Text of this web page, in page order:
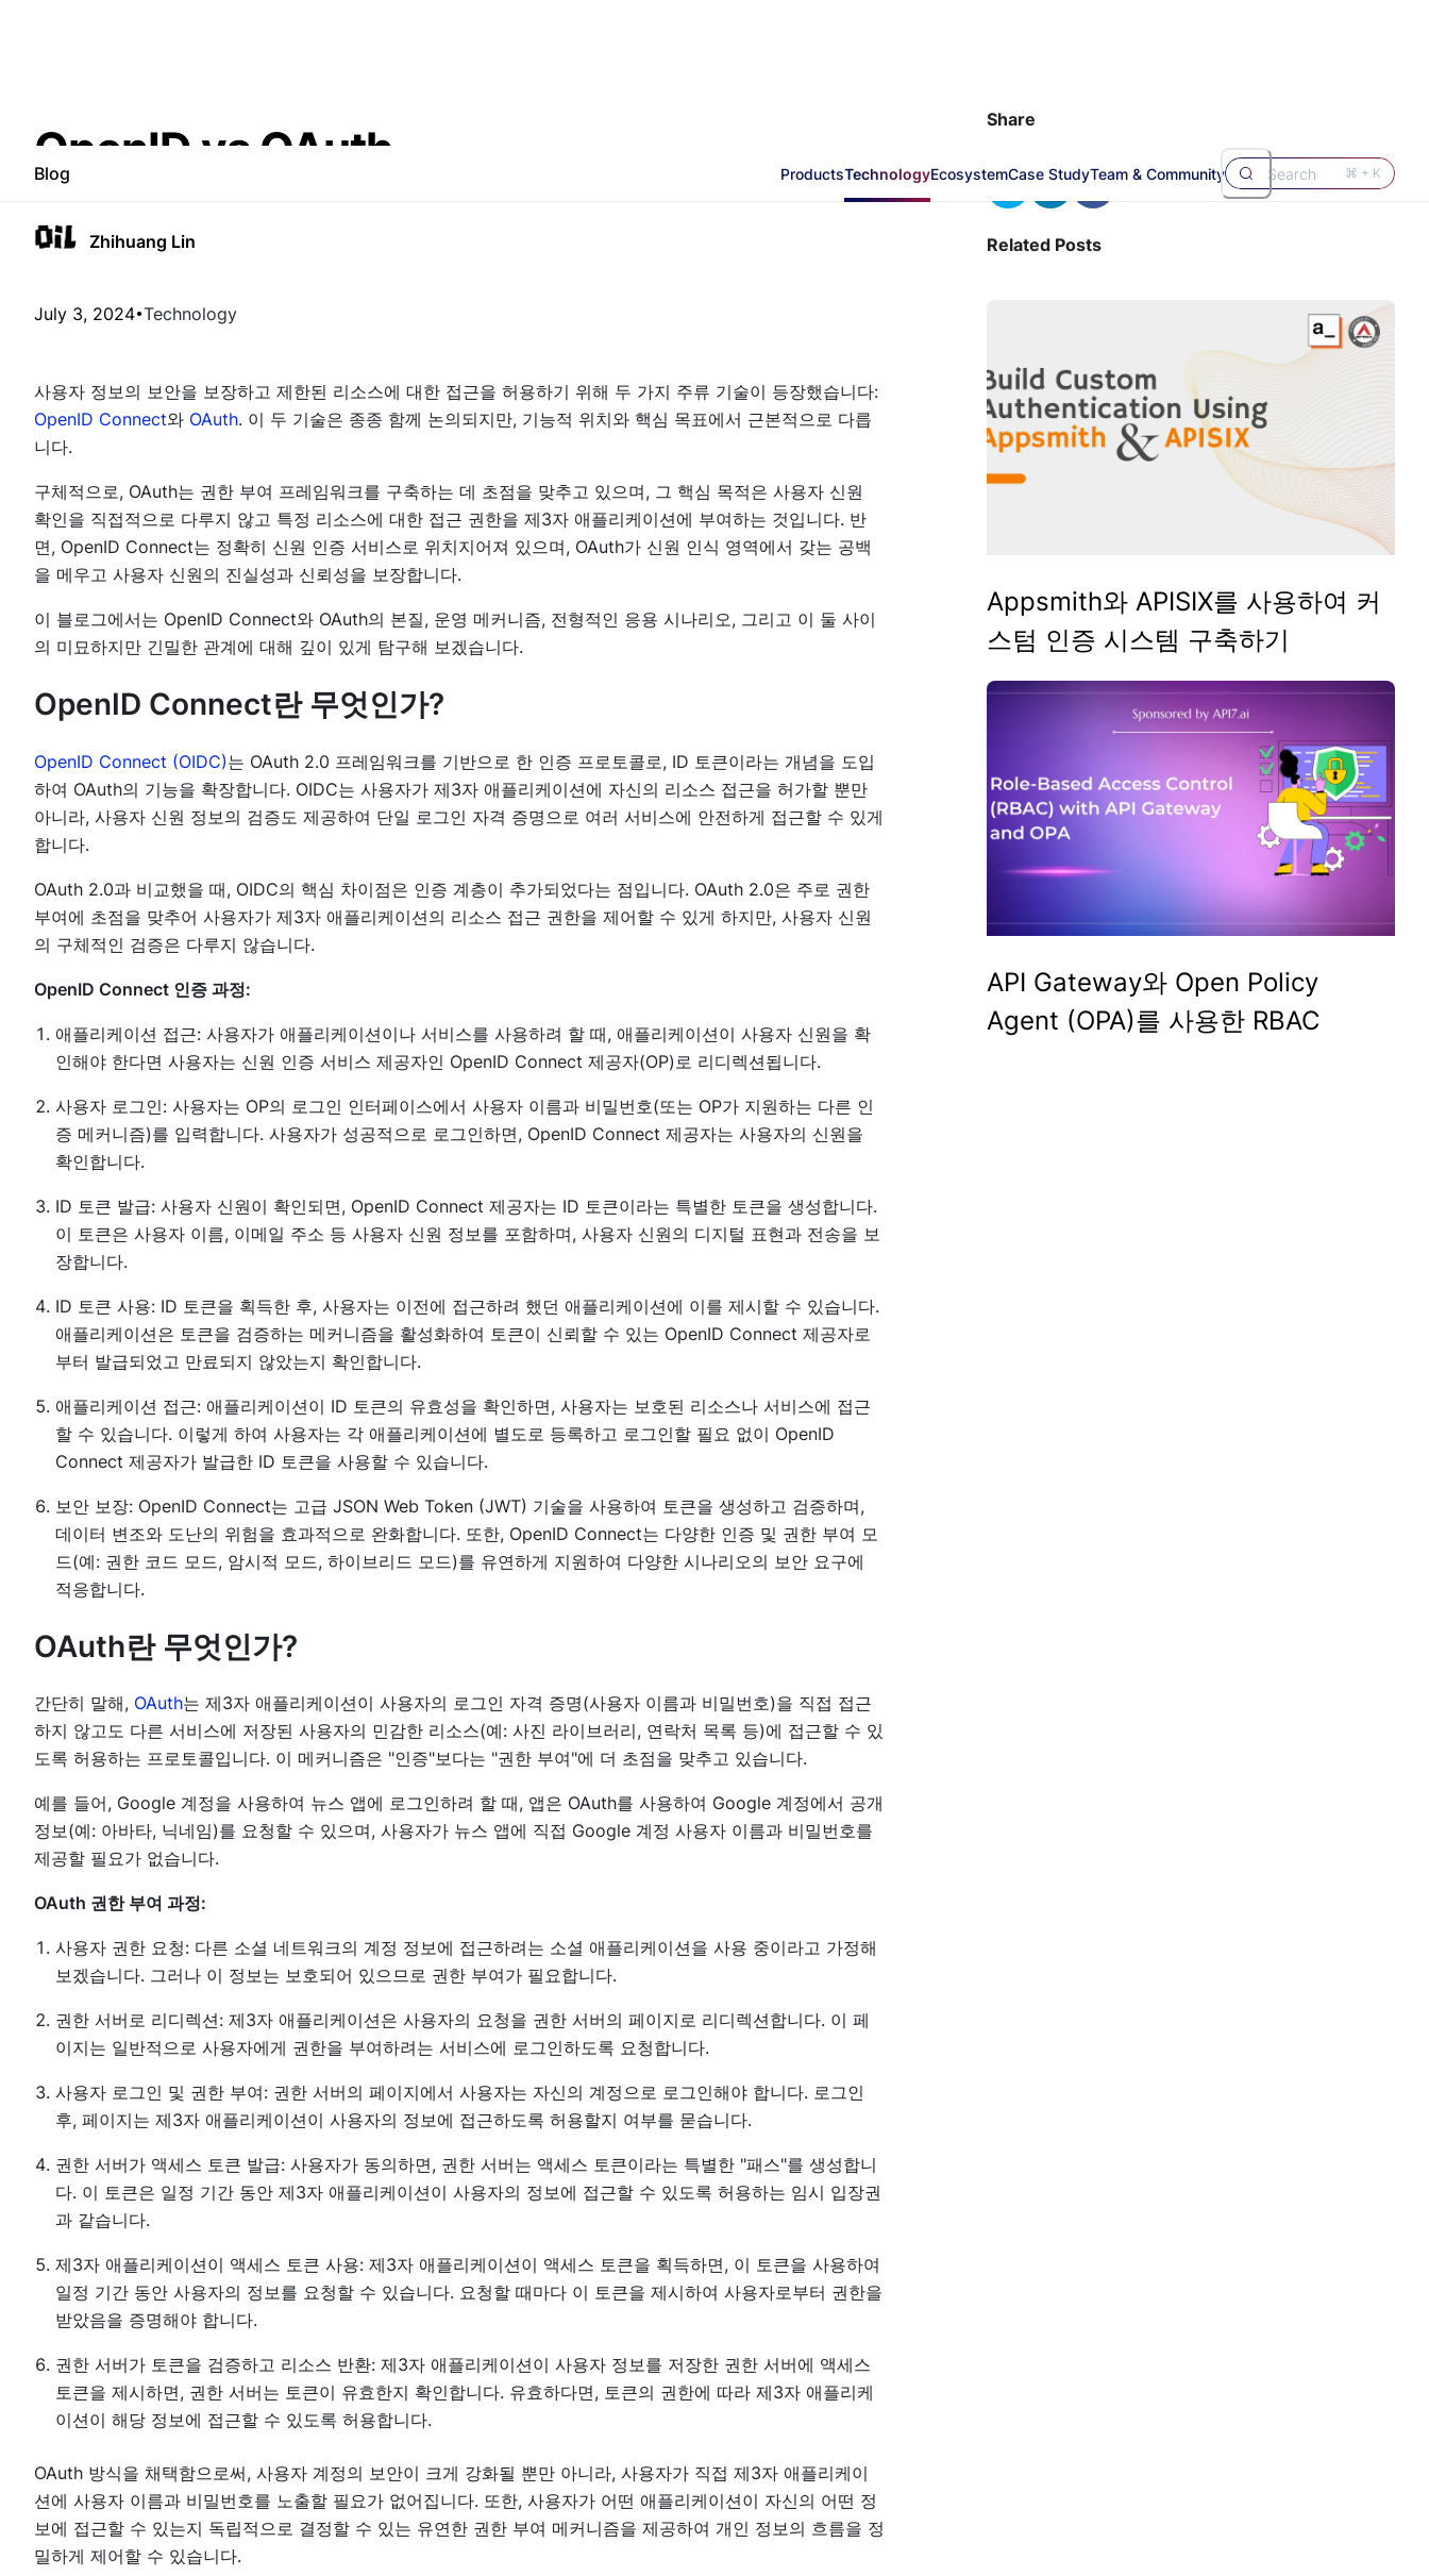
Blog ProductsTechnologyEcosystemCase StudyTeam & Community Search ⌘ + K
OpenID vs OAuth
Zhihuang Lin
July 3, 2024 Technology
사용자 정보의 보안을 보장하고 제한된 리소스에 대한 접근을 허용하기 위해 두 가지 주류 기술이 등장했습니다:
OpenID Connect와 OAuth. 이 두 기술은 종종 함께 논의되지만, 기능적 위치와 핵심 목표에서 근본적으로 다릅
니다.
구체적으로, OAuth는 권한 부여 프레임워크를 구축하는 데 초점을 맞추고 있으며, 그 핵심 목적은 사용자 신원
확인을 직접적으로 다루지 않고 특정 리소스에 대한 접근 권한을 제3자 애플리케이션에 부여하는 것입니다. 반
면, OpenID Connect는 정확히 신원 인증 서비스로 위치지어져 있으며, OAuth가 신원 인식 영역에서 갖는 공백
을 메우고 사용자 신원의 진실성과 신뢰성을 보장합니다.
이 블로그에서는 OpenID Connect와 OAuth의 본질, 운영 메커니즘, 전형적인 응용 시나리오, 그리고 이 둘 사이
의 미묘하지만 긴밀한 관계에 대해 깊이 있게 탐구해 보겠습니다.
OpenID Connect란 무엇인가?
OpenID Connect (OIDC)는 OAuth 2.0 프레임워크를 기반으로 한 인증 프로토콜로, ID 토큰이라는 개념을 도입
하여 OAuth의 기능을 확장합니다. OIDC는 사용자가 제3자 애플리케이션에 자신의 리소스 접근을 허가할 뿐만
아니라, 사용자 신원 정보의 검증도 제공하여 단일 로그인 자격 증명으로 여러 서비스에 안전하게 접근할 수 있게
합니다.
OAuth 2.0과 비교했을 때, OIDC의 핵심 차이점은 인증 계층이 추가되었다는 점입니다. OAuth 2.0은 주로 권한
부여에 초점을 맞추어 사용자가 제3자 애플리케이션의 리소스 접근 권한을 제어할 수 있게 하지만, 사용자 신원
의 구체적인 검증은 다루지 않습니다.
OpenID Connect 인증 과정:
애플리케이션 접근: 사용자가 애플리케이션이나 서비스를 사용하려 할 때, 애플리케이션이 사용자 신원을 확
인해야 한다면 사용자는 신원 인증 서비스 제공자인 OpenID Connect 제공자(OP)로 리디렉션됩니다.
사용자 로그인: 사용자는 OP의 로그인 인터페이스에서 사용자 이름과 비밀번호(또는 OP가 지원하는 다른 인
증 메커니즘)를 입력합니다. 사용자가 성공적으로 로그인하면, OpenID Connect 제공자는 사용자의 신원을
확인합니다.
ID 토큰 발급: 사용자 신원이 확인되면, OpenID Connect 제공자는 ID 토큰이라는 특별한 토큰을 생성합니다.
이 토큰은 사용자 이름, 이메일 주소 등 사용자 신원 정보를 포함하며, 사용자 신원의 디지털 표현과 전송을 보
장합니다.
ID 토큰 사용: ID 토큰을 획득한 후, 사용자는 이전에 접근하려 했던 애플리케이션에 이를 제시할 수 있습니다.
애플리케이션은 토큰을 검증하는 메커니즘을 활성화하여 토큰이 신뢰할 수 있는 OpenID Connect 제공자로
부터 발급되었고 만료되지 않았는지 확인합니다.
애플리케이션 접근: 애플리케이션이 ID 토큰의 유효성을 확인하면, 사용자는 보호된 리소스나 서비스에 접근
할 수 있습니다. 이렇게 하여 사용자는 각 애플리케이션에 별도로 등록하고 로그인할 필요 없이 OpenID
Connect 제공자가 발급한 ID 토큰을 사용할 수 있습니다.
보안 보장: OpenID Connect는 고급 JSON Web Token (JWT) 기술을 사용하여 토큰을 생성하고 검증하며,
데이터 변조와 도난의 위험을 효과적으로 완화합니다. 또한, OpenID Connect는 다양한 인증 및 권한 부여 모
드(예: 권한 코드 모드, 암시적 모드, 하이브리드 모드)를 유연하게 지원하여 다양한 시나리오의 보안 요구에
적응합니다.
OAuth란 무엇인가?
간단히 말해, OAuth는 제3자 애플리케이션이 사용자의 로그인 자격 증명(사용자 이름과 비밀번호)을 직접 접근
하지 않고도 다른 서비스에 저장된 사용자의 민감한 리소스(예: 사진 라이브러리, 연락처 목록 등)에 접근할 수 있
도록 허용하는 프로토콜입니다. 이 메커니즘은 "인증"보다는 "권한 부여"에 더 초점을 맞추고 있습니다.
예를 들어, Google 계정을 사용하여 뉴스 앱에 로그인하려 할 때, 앱은 OAuth를 사용하여 Google 계정에서 공개
정보(예: 아바타, 닉네임)를 요청할 수 있으며, 사용자가 뉴스 앱에 직접 Google 계정 사용자 이름과 비밀번호를
제공할 필요가 없습니다.
OAuth 권한 부여 과정:
사용자 권한 요청: 다른 소셜 네트워크의 계정 정보에 접근하려는 소셜 애플리케이션을 사용 중이라고 가정해
보겠습니다. 그러나 이 정보는 보호되어 있으므로 권한 부여가 필요합니다.
권한 서버로 리디렉션: 제3자 애플리케이션은 사용자의 요청을 권한 서버의 페이지로 리디렉션합니다. 이 페
이지는 일반적으로 사용자에게 권한을 부여하려는 서비스에 로그인하도록 요청합니다.
사용자 로그인 및 권한 부여: 권한 서버의 페이지에서 사용자는 자신의 계정으로 로그인해야 합니다. 로그인
후, 페이지는 제3자 애플리케이션이 사용자의 정보에 접근하도록 허용할지 여부를 묻습니다.
권한 서버가 액세스 토큰 발급: 사용자가 동의하면, 권한 서버는 액세스 토큰이라는 특별한 "패스"를 생성합니
다. 이 토큰은 일정 기간 동안 제3자 애플리케이션이 사용자의 정보에 접근할 수 있도록 허용하는 임시 입장권
과 같습니다.
제3자 애플리케이션이 액세스 토큰 사용: 제3자 애플리케이션이 액세스 토큰을 획득하면, 이 토큰을 사용하여
일정 기간 동안 사용자의 정보를 요청할 수 있습니다. 요청할 때마다 이 토큰을 제시하여 사용자로부터 권한을
받았음을 증명해야 합니다.
권한 서버가 토큰을 검증하고 리소스 반환: 제3자 애플리케이션이 사용자 정보를 저장한 권한 서버에 액세스
토큰을 제시하면, 권한 서버는 토큰이 유효한지 확인합니다. 유효하다면, 토큰의 권한에 따라 제3자 애플리케
이션이 해당 정보에 접근할 수 있도록 허용합니다.
OAuth 방식을 채택함으로써, 사용자 계정의 보안이 크게 강화될 뿐만 아니라, 사용자가 직접 제3자 애플리케이
션에 사용자 이름과 비밀번호를 노출할 필요가 없어집니다. 또한, 사용자가 어떤 애플리케이션이 자신의 어떤 정
보에 접근할 수 있는지 독립적으로 결정할 수 있는 유연한 권한 부여 메커니즘을 제공하여 개인 정보의 흐름을 정
밀하게 제어할 수 있습니다.
Share
Related Posts
Appsmith와 APISIX를 사용하여 커
스텀 인증 시스템 구축하기
API Gateway와 Open Policy
Agent (OPA)를 사용한 RBAC